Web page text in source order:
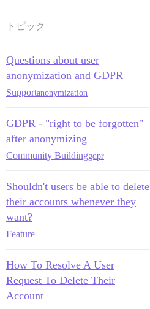
トピック
Questions about user
anonymization and GDPR
Supportanonymization
GDPR - "right to be forgotten"
after anonymizing
Community Buildinggdpr
Shouldn't users be able to delete
their accounts whenever they
want?
Feature
How To Resolve A User
Request To Delete Their
Account